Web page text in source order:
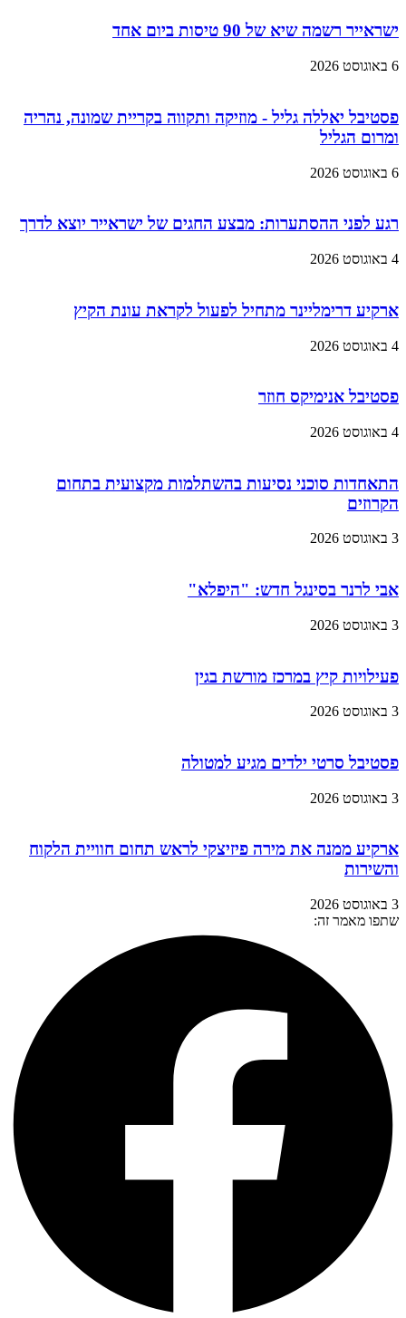
ישראייר רשמה שיא של 90 טיסות ביום אחד
6 באוגוסט 2026
פסטיבל יאללה גליל - מוזיקה ותקווה בקריית שמונה, נהריה
ומרום הגליל
6 באוגוסט 2026
רגע לפני ההסתערות: מבצע החגים של ישראייר יוצא לדרך
4 באוגוסט 2026
ארקיע דרימליינר מתחיל לפעול לקראת עונת הקיץ
4 באוגוסט 2026
פסטיבל אנימיקס חוזר
4 באוגוסט 2026
התאחדות סוכני נסיעות בהשתלמות מקצועית בתחום
הקרוזים
3 באוגוסט 2026
אבי לרנר בסינגל חדש: "היפלא"
3 באוגוסט 2026
פעילויות קיץ במרכז מורשת בגין
3 באוגוסט 2026
פסטיבל סרטי ילדים מגיע למטולה
3 באוגוסט 2026
ארקיע ממנה את מירה פיזיצקי לראש תחום חוויית הלקוח
והשירות
3 באוגוסט 2026
שתפו מאמר זה: